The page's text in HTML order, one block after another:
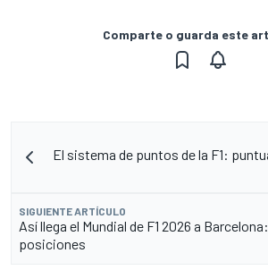
Comparte o guarda este
El sistema de puntos de la F1:
SIGUIENTE ARTÍCULO
Así llega el Mundial de F1 2026 a
posiciones